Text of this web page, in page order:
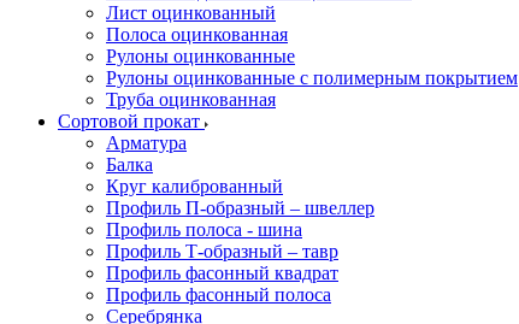
Лист оцинкованный
Полоса оцинкованная
Рулоны оцинкованные
Рулоны оцинкованные с полимерным покрытием
Труба оцинкованная
Сортовой прокат
Арматура
Балка
Круг калиброванный
Профиль П-образный – швеллер
Профиль полоса - шина
Профиль Т-образный – тавр
Профиль фасонный квадрат
Профиль фасонный полоса
Серебрянка